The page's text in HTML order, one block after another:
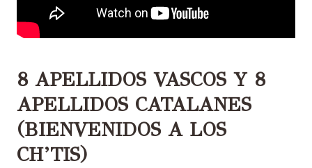
8 APELLIDOS VASCOS Y 8
APELLIDOS CATALANES
(BIENVENIDOS A LOS
CH’TIS)